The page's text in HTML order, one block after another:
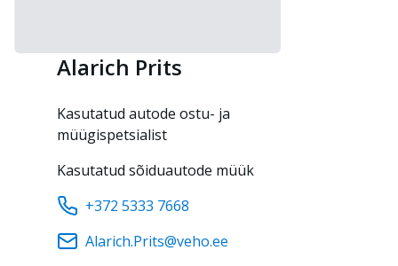
Alarich Prits
Kasutatud autode ostu- ja
müügispetsialist
Kasutatud sõiduautode müük
+372 5333 7668
Alarich.Prits@veho.ee